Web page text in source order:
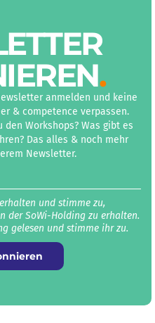
.
anmelden und keine
& competence verpassen.
Workshops? Was gibt es
Das alles & noch mehr
Newsletter.
und stimme zu,
der SoWi-Holding zu erhalten.
gelesen und stimme ihr zu.